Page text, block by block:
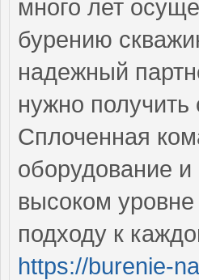
много лет
бурению
надежный
нужно
Сплоченная
оборудование и
высоком
подходу к
https://burenie-